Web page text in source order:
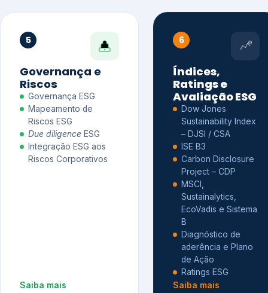
5
Governança e
Riscos
Governança ESG
Mapeamento de
Riscos ESG
Due diligence ESG
Integração ESG aos
Riscos Corporativos
Saiba mais
6
Índices,
Ratings e
Avaliação ESG
Dow Jones
Sustainability Index
– DJSI / CSA
ISE B3
Carbon Disclosure
Project – CDP
MSCI,
Sustainalytics,
EcoVadis e Sistema
B
Diagnóstico de
aderência e Plano
de Ação
Ratings ESG
Saiba mais